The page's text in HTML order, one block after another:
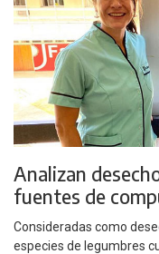
Analizan
fuentes de
Consideradas como
especies de legumbres